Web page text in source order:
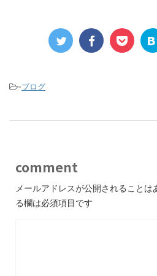
-ブログ
comment
メールアドレスが公開されることは
る欄は必須項目です